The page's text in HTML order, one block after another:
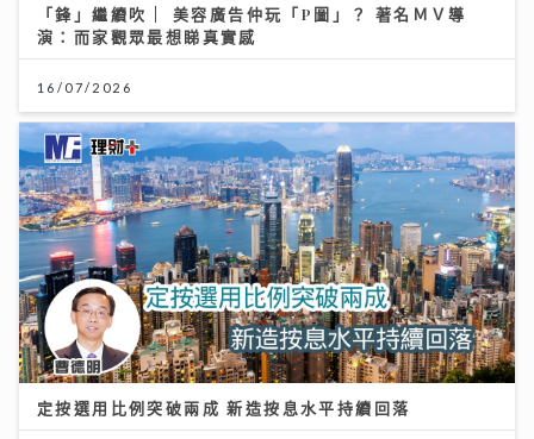
「鋒」繼續吹 | 美容廣告仲玩「P圖」？ 著名ＭＶ導
演：而家觀眾最想睇真實感
16/07/2026
定按選用比例突破兩成 新造按息水平持續回落